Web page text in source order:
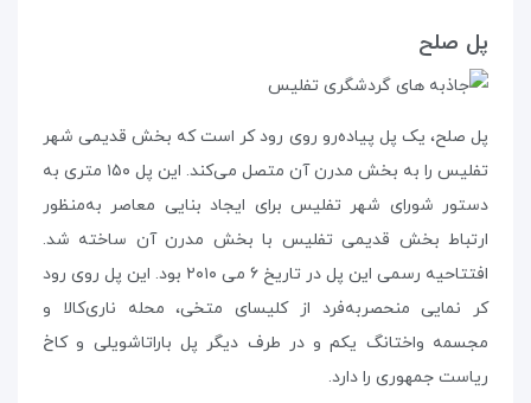
پل صلح
پل صلح، یک پل پیاده‌رو روی رود کر است که بخش قدیمی شهر
تفلیس را به بخش مدرن آن متصل می‌کند. این پل ۱۵۰ متری به
دستور شورای شهر تفلیس برای ایجاد بنایی معاصر به‌منظور
ارتباط بخش قدیمی تفلیس با بخش مدرن آن ساخته شد.
افتتاحیه‌ رسمی این پل در تاریخ ۶ می ۲۰۱۰ بود. این پل روی رود
کر نمایی منحصر‌به‌فرد از کلیسای متخی، محله‌ ناری‌کالا و
مجسمه‌ واختانگ یکم و در طرف دیگر پل باراتاشویلی و کاخ
ریاست جمهوری را دارد.